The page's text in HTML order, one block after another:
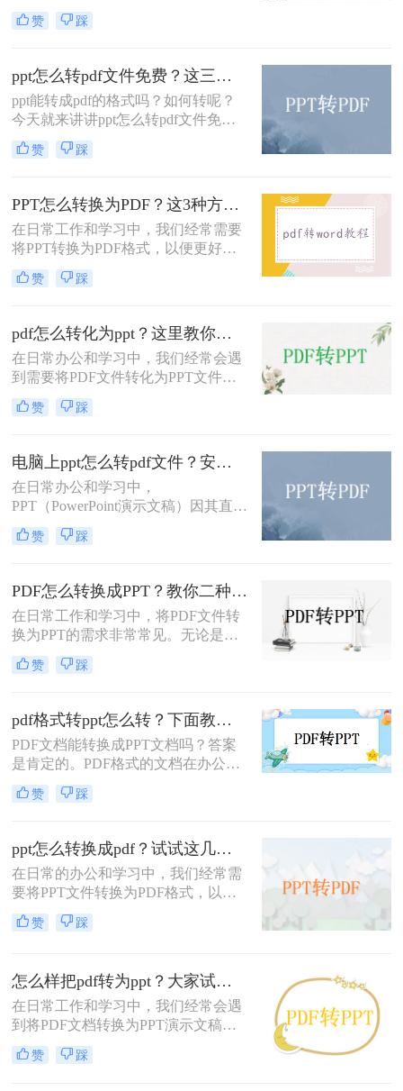
括商业、教育和个人使用。而PPT文
件则是一种用于演示和展示的文件格
合。如果你有一个PDF文件，想要将
其转换为PPT文件，以便更好地展示
和演示内容，那么你来对地方了。在
本文中，我将教给你在电脑上pdf怎么
转换成ppt的方法。
赞 踩
ppt怎么转pdf文件免费？这三种方法，我给满分！
ppt能转成pdf的格式吗？如何转呢？
今天就来讲讲ppt怎么转pdf文件免
费，看看是如何完成的，当我们制作
好一份文档时，想要分享但是又不想
很好的法子，但是很多朋友不知道怎
么#other#，今天小编就来教大家一
招。
赞 踩
PPT怎么转换为PDF？这3种方法很简单！
在日常工作和学习中，我们经常需要
将PPT转换为PDF格式，以便更好地
共享和阅读。然而，许多人不知道该
如何高效地将PPT文件转换为PDF。
心，本文将为你介绍四个简单的方
法，帮助你快速实现PPT转PDF的需
求。
赞 踩
pdf怎么转化为ppt？这里教你这三种方法！
在日常办公和学习中，我们经常会遇
到需要将PDF文件转化为PPT文件的
情况。这可能是因为PDF文件包含了
我们需要的演示内容，但我们又希望
那么PDF怎么转化为PPT呢？以下将
详细介绍几种将PDF转化为PPT的方
法。
赞 踩
电脑上ppt怎么转pdf文件？安利给你这三种简单的方法！
在日常办公和学习中，
PPT（PowerPoint演示文稿）因其直
观、动态的展示效果而广受欢迎。然
而，在某些情况下，我们可能需要将
享、打印或确保在不同设备上的一致
显示。那么电脑上ppt怎么转pdf文件
呢？本文将详细介绍在电脑上将PPT
转换为PDF文件的多种方法，帮助用
户轻松完成这一任务。
赞 踩
PDF怎么转换成PPT？教你二种转换方法！
在日常工作和学习中，将PDF文件转
换为PPT的需求非常常见。无论是为
了方便展示、编辑还是进一步处理，
掌握几种高效的PDF转PPT方法都是
PPT呢？本文将详细介绍两种常见的
PDF转PPT方法，帮助用户轻松完成
文件格式转换。
赞 踩
pdf格式转ppt怎么转？下面教你几个方法！
PDF文档能转换成PPT文档吗？答案
是肯定的。PDF格式的文档在办公室
非常流行。一些其他格式的文档通常
被转换成PDF格式，包括PPT，但当
们？如果你不知道如何pdf格式转ppt
怎么转，今天我们将为您带来一个专
业的转换器~成功完成pdf格式转ppt格
式文件只需几个步骤，简单高效。
赞 踩
ppt怎么转换成pdf？试试这几种转换方法！
在日常的办公和学习中，我们经常需
要将PPT文件转换为PDF格式，以便
于分享、查阅或归档。PDF格式具有
跨平台、不易被篡改、保持文档原样
详细介绍几种将PPT转换成PDF的方
法。
赞 踩
怎么样把pdf转为ppt？大家试试这三种方法！
在日常工作和学习中，我们经常会遇
到将PDF文档转换为PPT演示文稿的
需求。无论是为了方便演示、编辑或
者分享资料，PDF转PPT都是一项相
赞 踩